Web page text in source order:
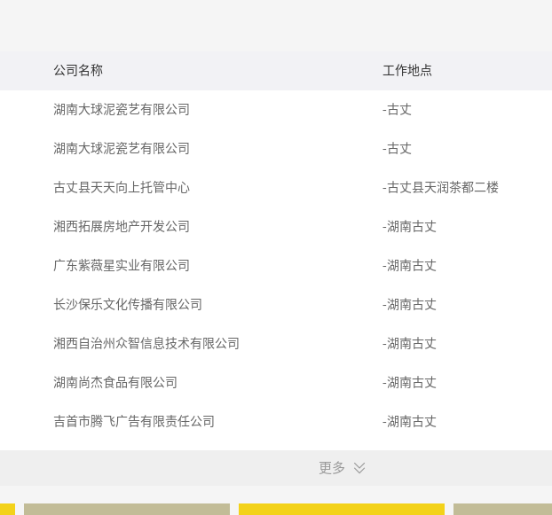
公司名称 工作地点
湖南大球泥瓷艺有限公司 -古丈
湖南大球泥瓷艺有限公司 -古丈
古丈县天天向上托管中心 -古丈县天润茶都二楼
湘西拓展房地产开发公司 -湖南古丈
广东紫薇星实业有限公司 -湖南古丈
长沙保乐文化传播有限公司 -湖南古丈
湘西自治州众智信息技术有限公司 -湖南古丈
湖南尚杰食品有限公司 -湖南古丈
吉首市腾飞广告有限责任公司 -湖南古丈
更多